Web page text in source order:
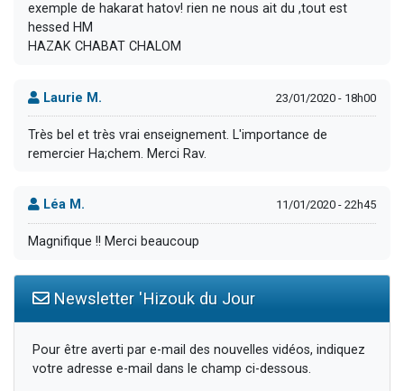
exemple de hakarat hatov! rien ne nous ait du ,tout est
hessed HM
HAZAK CHABAT CHALOM
Laurie M. 23/01/2020 - 18h00
Très bel et très vrai enseignement. L'importance de
remercier Ha;chem. Merci Rav.
Léa M. 11/01/2020 - 22h45
Magnifique !! Merci beaucoup
Newsletter 'Hizouk du Jour
Pour être averti par e-mail des nouvelles vidéos, indiquez
votre adresse e-mail dans le champ ci-dessous.